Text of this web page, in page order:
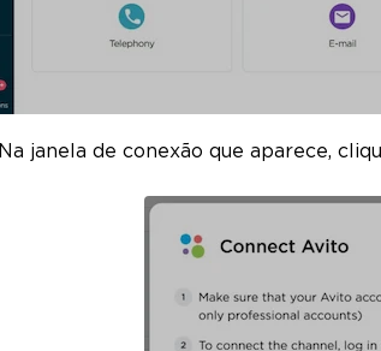
Na janela de conexão que aparece,